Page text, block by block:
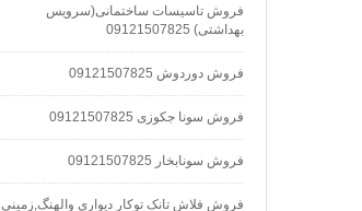
فروش تاسیسات ساختمانی(سرویس
بهداشتی) 09121507825
فروش دوردوش 09121507825
فروش سونا جکوزی 09121507825
فروش سونابخار 09121507825
فروش فلاش تانک توکار دیواری والهنگ,زمینی